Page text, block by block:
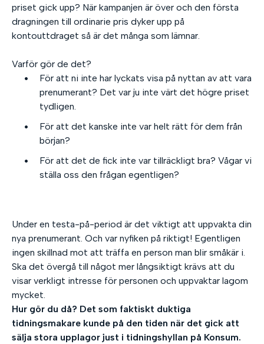
priset gick upp? När kampanjen är över och den första
dragningen till ordinarie pris dyker upp på
kontouttdraget så är det många som lämnar.
Varför gör de det?
För att ni inte har lyckats visa på nyttan av att vara
prenumerant? Det var ju inte värt det högre priset
tydligen.
För att det kanske inte var helt rätt för dem från
början?
För att det de fick inte var tillräckligt bra? Vågar vi
ställa oss den frågan egentligen?
Under en testa-på-period är det viktigt att uppvakta din
nya prenumerant. Och var nyfiken på riktigt! Egentligen
ingen skillnad mot att träffa en person man blir småkär i.
Ska det övergå till något mer långsiktigt krävs att du
visar verkligt intresse för personen och uppvaktar lagom
mycket.
Hur gör du då? Det som faktiskt duktiga
tidningsmakare kunde på den tiden när det gick att
sälja stora upplagor just i tidningshyllan på Konsum.